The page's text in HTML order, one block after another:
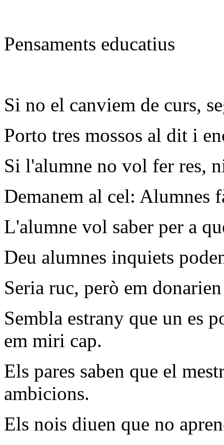
Pensaments educatius
Si no el canviem de curs,
Porto tres mossos al dit i
Si l'alumne no vol fer res,
Demanem al cel: Alumnes
L'alumne vol saber per a
Deu alumnes inquiets
Seria ruc, però em
Sembla estrany que un es
em miri cap.
Els pares saben que el
ambicions.
Els nois diuen que no